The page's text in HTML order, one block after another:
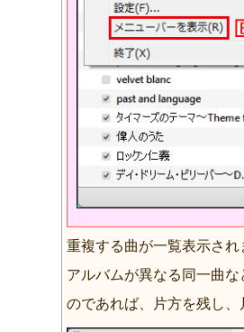
重複する曲が一覧表示され
アルバムが異なる同一曲
のであれば、片方を残し、